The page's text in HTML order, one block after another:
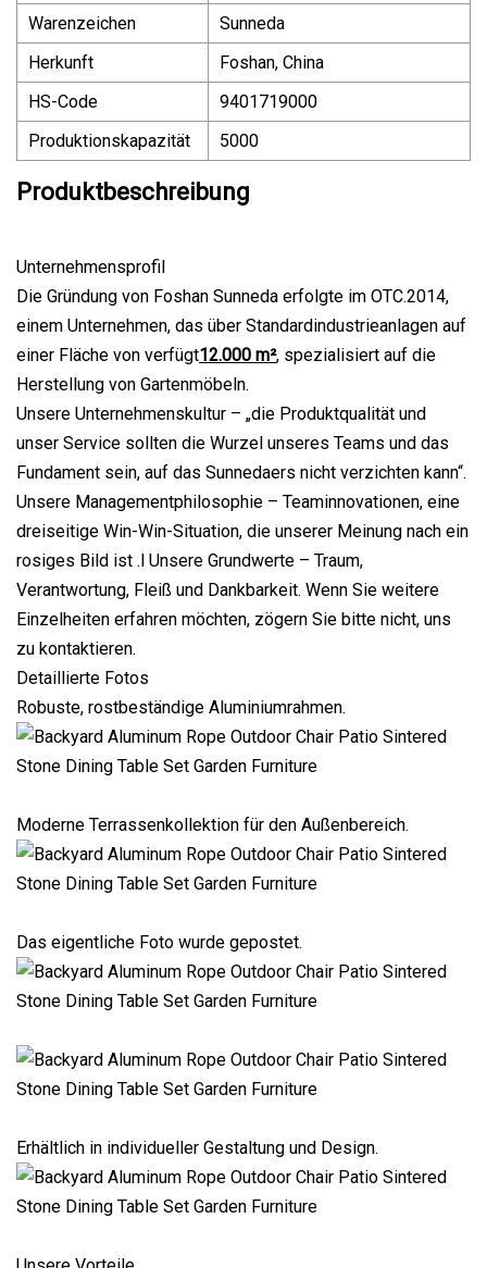
Warenzeichen
Sunneda
Herkunft
Foshan, China
HS-Code
9401719000
Produktionskapazität
5000
Produktbeschreibung
Unternehmensprofil
Die Gründung von Foshan Sunneda erfolgte im OTC.2014,
einem Unternehmen, das über Standardindustrieanlagen auf
einer Fläche von verfügt12.000 m², spezialisiert auf die
Herstellung von Gartenmöbeln.
Unsere Unternehmenskultur – „die Produktqualität und
unser Service sollten die Wurzel unseres Teams und das
Fundament sein, auf das Sunnedaers nicht verzichten kann“.
Unsere Managementphilosophie – Teaminnovationen, eine
dreiseitige Win-Win-Situation, die unserer Meinung nach ein
rosiges Bild ist .l Unsere Grundwerte – Traum,
Verantwortung, Fleiß und Dankbarkeit. Wenn Sie weitere
Einzelheiten erfahren möchten, zögern Sie bitte nicht, uns
zu kontaktieren.
Detaillierte Fotos
Robuste, rostbeständige Aluminiumrahmen.
Moderne Terrassenkollektion für den Außenbereich.
Das eigentliche Foto wurde gepostet.
Erhältlich in individueller Gestaltung und Design.